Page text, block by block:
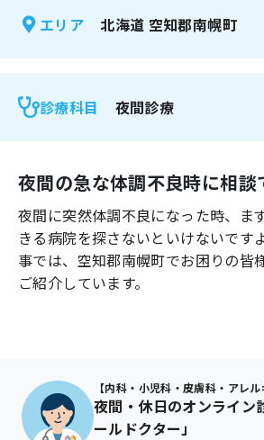
感染症
よくあるご質問
エリア 北海道 空知郡南幌町
診療科目 夜間診療
夜間の急な体調不良時に相談
夜間に突然体調不良になった時、ま
きる病院を探さないといけないです
事では、 空知郡南幌町でお困りの皆
ご紹介しています。
【内科・小児科・皮膚科・アレル
夜間・休日のオンライン
ールドクター」